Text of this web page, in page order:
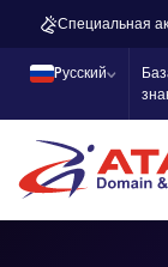
Специальная
Pусский